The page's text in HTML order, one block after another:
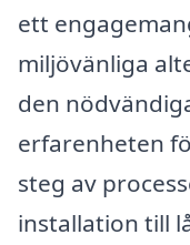
ett
miljövänliga
den
erfarenheten
steg av
installation till